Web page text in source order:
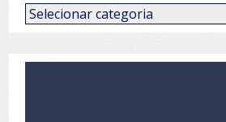
Categorias
de